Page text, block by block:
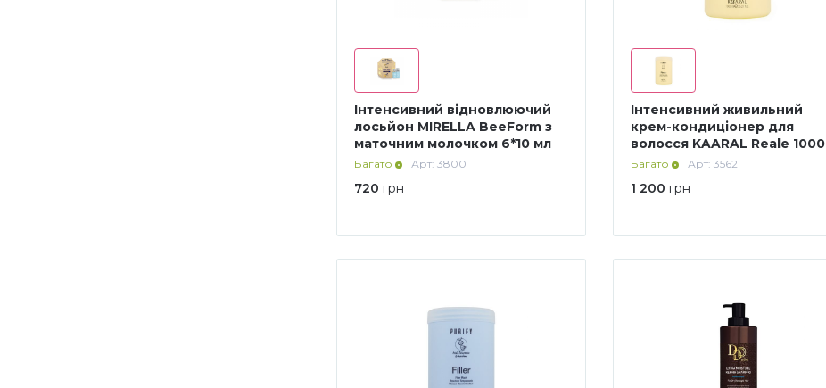
Iнтенсивний вiдновлюючий
лосьйон MIRELLA BeeForm з
маточним молочком 6*10 мл
Багато Арт: 3800
720 грн
Інтенсивний живильний
крем-кондиціонер для
волосся KAARAL Reale 1000
мл
Багато Арт: 3562
1 200 грн